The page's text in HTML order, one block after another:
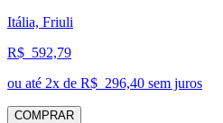
Itália, Friuli
R$ 592,79
ou até 2x de R$ 296,40 sem juros
COMPRAR